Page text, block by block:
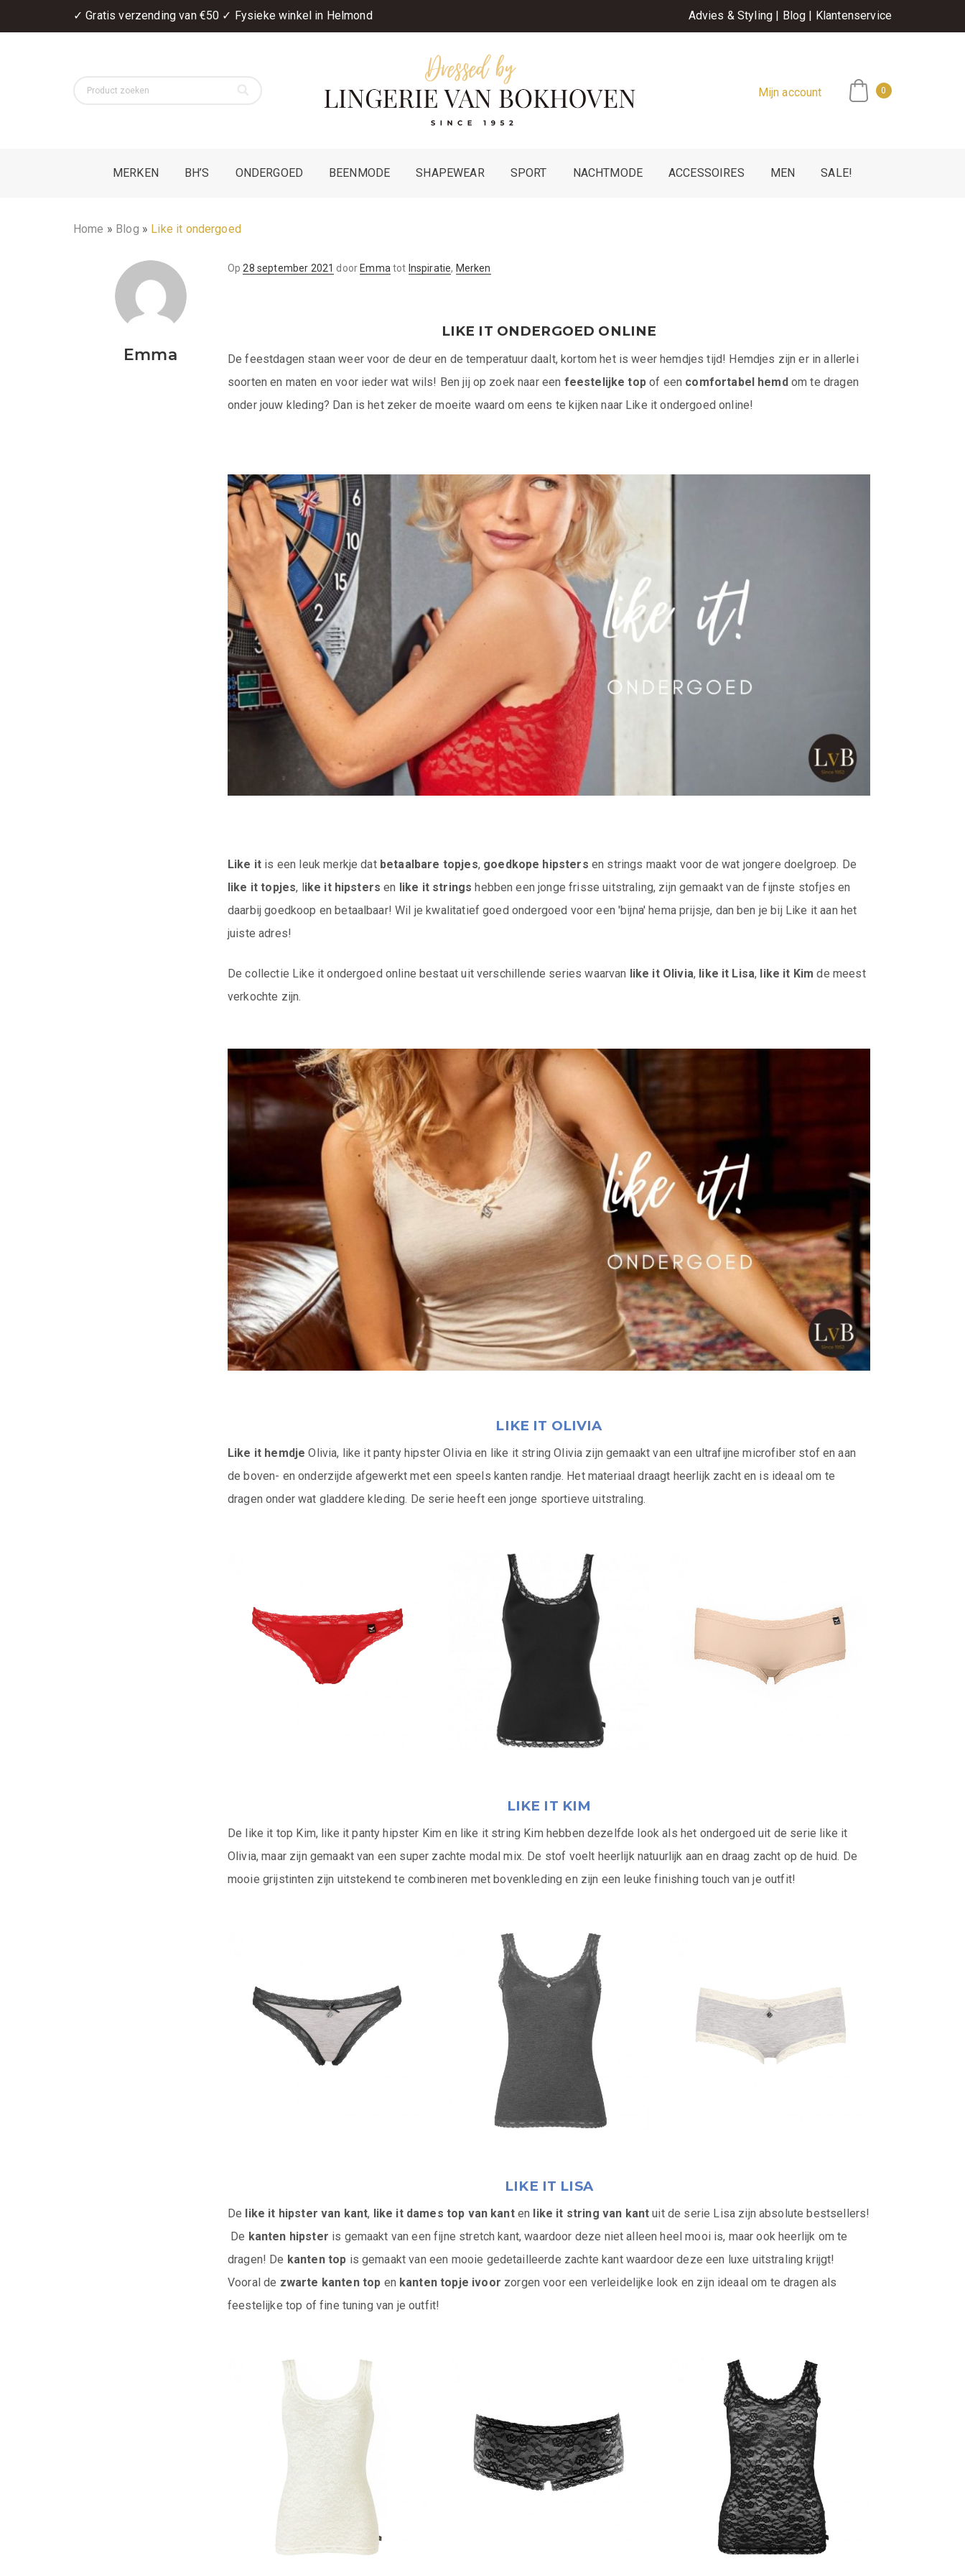
✓ Gratis verzending van €50 ✓ Fysieke winkel in Helmond Advies & Styling | Blog | Klantenservice
Mijn account 0
MERKEN BH’S ONDERGOED BEENMODE SHAPEWEAR SPORT NACHTMODE ACCESSOIRES MEN SALE!
Home » Blog » Like it ondergoed
Emma
Op geplaatst
28 september 2021 doorEmma tot Inspiratie, Merken
LIKE IT ONDERGOED ONLINE
De feestdagen staan weer voor de deur en de temperatuur daalt, kortom het is weer hemdjes tijd! Hemdjes zijn er in allerlei
soorten en maten en voor ieder wat wils! Ben jij op zoek naar een feestelijke topof een comfortabel hemdom te dragen
onder jouw kleding? Dan is het zeker de moeite waard om eens te kijken naar Like it ondergoed online!
Like it is een leuk merkje dat betaalbare topjes, goedkope hipsters en strings maakt voor de wat jongere doelgroep. De
like it topjes, like it hipsters en like it strings hebben een jonge frisse uitstraling, zijn gemaakt van de fijnste stofjes en
daarbij goedkoop en betaalbaar! Wil je kwalitatief goed ondergoed voor een 'bijna' hema prijsje, dan ben je bij Like it aan het
juiste adres!
De collectie Like it ondergoed online bestaat uit verschillende series waarvan like it Olivia, like it Lisa, like it Kim de meest
verkochte zijn.
LIKE IT OLIVIA
Like it hemdje Olivia, like it panty hipster Olivia en like it string Olivia zijn gemaakt van een ultrafijne microfiber stof en aan
de boven- en onderzijde afgewerkt met een speels kanten randje. Het materiaal draagt heerlijk zacht en is ideaal om te
dragen onder wat gladdere kleding. De serie heeft een jonge sportieve uitstraling.
LIKE IT KIM
De like it top Kim, like it panty hipster Kim en like it string Kim hebben dezelfde look als het ondergoed uit de serie like it
Olivia, maar zijn gemaakt van een super zachte modal mix. De stof voelt heerlijk natuurlijk aan en draag zacht op de huid. De
mooie grijstinten zijn uitstekend te combineren met bovenkleding en zijn een leuke finishing touch van je outfit!
LIKE IT LISA
De like it hipster van kant, like it dames top van kanten like it string van kant uit de serie Lisa zijn absolute bestsellers!
De kanten hipster is gemaakt van een fijne stretch kant, waardoor deze niet alleen heel mooi is, maar ook heerlijk om te
dragen! De kanten top is gemaakt van een mooie gedetailleerde zachte kant waardoor deze een luxe uitstraling krijgt!
Vooral de zwarte kanten top en kanten topje ivoor zorgen voor een verleidelijke look en zijn ideaal om te dragen als
feestelijke top of fine tuning van je outfit!